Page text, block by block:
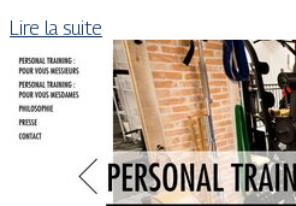
Lire la suite